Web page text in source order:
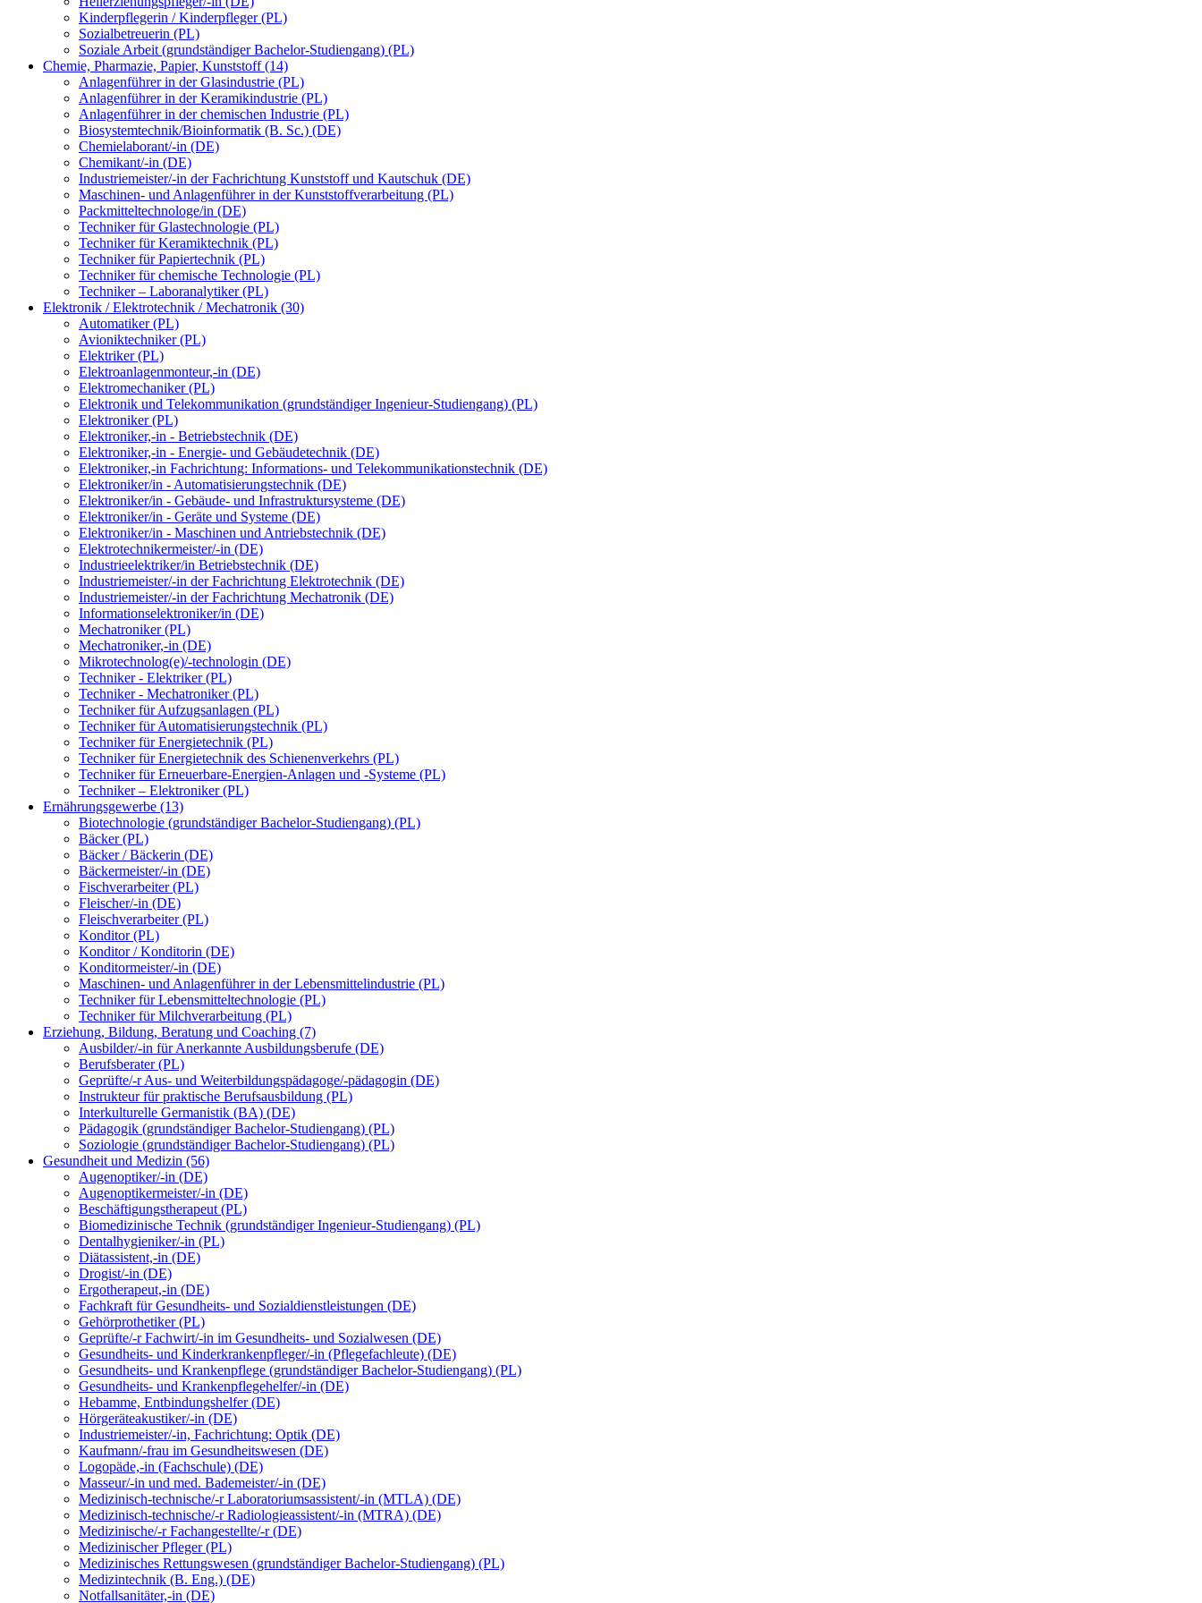
Kinderpflegerin / Kinderpfleger (PL)
Sozialbetreuerin (PL)
Soziale Arbeit (grundständiger Bachelor-Studiengang) (PL)
Chemie, Pharmazie, Papier, Kunststoff (14)
Anlagenführer in der Glasindustrie (PL)
Anlagenführer in der Keramikindustrie (PL)
Anlagenführer in der chemischen Industrie (PL)
Biosystemtechnik/Bioinformatik (B. Sc.) (DE)
Chemielaborant/-in (DE)
Chemikant/-in (DE)
Industriemeister/-in der Fachrichtung Kunststoff und Kautschuk (DE)
Maschinen- und Anlagenführer in der Kunststoffverarbeitung (PL)
Packmitteltechnologe/in (DE)
Techniker für Glastechnologie (PL)
Techniker für Keramiktechnik (PL)
Techniker für Papiertechnik (PL)
Techniker für chemische Technologie (PL)
Techniker – Laboranalytiker (PL)
Elektronik / Elektrotechnik / Mechatronik (30)
Automatiker (PL)
Avioniktechniker (PL)
Elektriker (PL)
Elektroanlagenmonteur,-in (DE)
Elektromechaniker (PL)
Elektronik und Telekommunikation (grundständiger Ingenieur-Studiengang) (PL)
Elektroniker (PL)
Elektroniker,-in - Betriebstechnik (DE)
Elektroniker,-in - Energie- und Gebäudetechnik (DE)
Elektroniker,-in Fachrichtung: Informations- und Telekommunikationstechnik (DE)
Elektroniker/in - Automatisierungstechnik (DE)
Elektroniker/in - Gebäude- und Infrastruktursysteme (DE)
Elektroniker/in - Geräte und Systeme (DE)
Elektroniker/in - Maschinen und Antriebstechnik (DE)
Elektrotechnikermeister/-in (DE)
Industrieelektriker/in Betriebstechnik (DE)
Industriemeister/-in der Fachrichtung Elektrotechnik (DE)
Industriemeister/-in der Fachrichtung Mechatronik (DE)
Informationselektroniker/in (DE)
Mechatroniker (PL)
Mechatroniker,-in (DE)
Mikrotechnolog(e)/-technologin (DE)
Techniker - Elektriker (PL)
Techniker - Mechatroniker (PL)
Techniker für Aufzugsanlagen (PL)
Techniker für Automatisierungstechnik (PL)
Techniker für Energietechnik (PL)
Techniker für Energietechnik des Schienenverkehrs (PL)
Techniker für Erneuerbare-Energien-Anlagen und -Systeme (PL)
Techniker – Elektroniker (PL)
Ernährungsgewerbe (13)
Biotechnologie (grundständiger Bachelor-Studiengang) (PL)
Bäcker (PL)
Bäcker / Bäckerin (DE)
Bäckermeister/-in (DE)
Fischverarbeiter (PL)
Fleischer/-in (DE)
Fleischverarbeiter (PL)
Konditor (PL)
Konditor / Konditorin (DE)
Konditormeister/-in (DE)
Maschinen- und Anlagenführer in der Lebensmittelindustrie (PL)
Techniker für Lebensmitteltechnologie (PL)
Techniker für Milchverarbeitung (PL)
Erziehung, Bildung, Beratung und Coaching (7)
Ausbilder/-in für Anerkannte Ausbildungsberufe (DE)
Berufsberater (PL)
Geprüfte/-r Aus- und Weiterbildungspädagoge/-pädagogin (DE)
Instrukteur für praktische Berufsausbildung (PL)
Interkulturelle Germanistik (BA) (DE)
Pädagogik (grundständiger Bachelor-Studiengang) (PL)
Soziologie (grundständiger Bachelor-Studiengang) (PL)
Gesundheit und Medizin (56)
Augenoptiker/-in (DE)
Augenoptikermeister/-in (DE)
Beschäftigungstherapeut (PL)
Biomedizinische Technik (grundständiger Ingenieur-Studiengang) (PL)
Dentalhygieniker/-in (PL)
Diätassistent,-in (DE)
Drogist/-in (DE)
Ergotherapeut,-in (DE)
Fachkraft für Gesundheits- und Sozialdienstleistungen (DE)
Gehörprothetiker (PL)
Geprüfte/-r Fachwirt/-in im Gesundheits- und Sozialwesen (DE)
Gesundheits- und Kinderkrankenpfleger/-in (Pflegefachleute) (DE)
Gesundheits- und Krankenpflege (grundständiger Bachelor-Studiengang) (PL)
Gesundheits- und Krankenpflegehelfer/-in (DE)
Hebamme, Entbindungshelfer (DE)
Hörgeräteakustiker/-in (DE)
Industriemeister/-in, Fachrichtung: Optik (DE)
Kaufmann/-frau im Gesundheitswesen (DE)
Logopäde,-in (Fachschule) (DE)
Masseur/-in und med. Bademeister/-in (DE)
Medizinisch-technische/-r Laboratoriumsassistent/-in (MTLA) (DE)
Medizinisch-technische/-r Radiologieassistent/-in (MTRA) (DE)
Medizinische/-r Fachangestellte/-r (DE)
Medizinischer Pfleger (PL)
Medizinisches Rettungswesen (grundständiger Bachelor-Studiengang) (PL)
Medizintechnik (B. Eng.) (DE)
Notfallsanitäter,-in (DE)